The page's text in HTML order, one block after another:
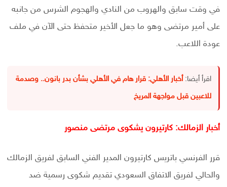
في وقت سابق والهروب من النادي والهجوم الشرس من جانبه
على أمير مرتضى وهو ما جعل الأخير متحفظ حتى الآن في ملف
عودة اللاعب.
اقرأ أيضا: أخبار الأهلي: قرار هام في الأهلي بشأن بدر بانون.. وصدمة
للاعبين قبل مواجهة المريخ
أخبار الزمالك: كارتيرون يشكوى مرتضى منصور
قرر الفرنسي باتريس كارتيرون المدير الفني السابق لفريق الزمالك
والحالي لفريق الاتفاق السعودي تقديم شكوى رسمية ضد